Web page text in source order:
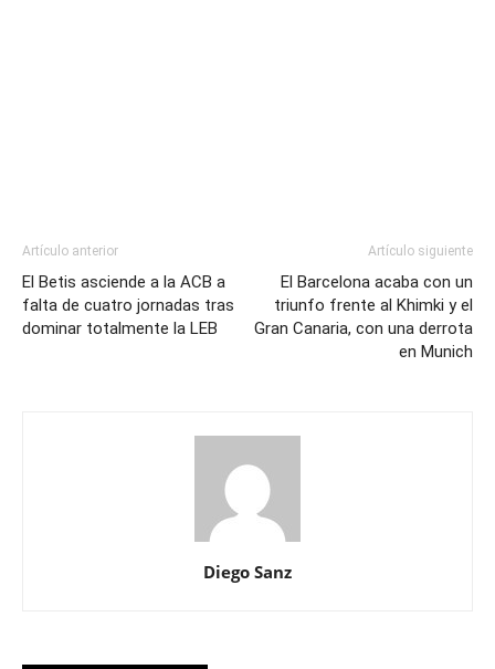
Artículo anterior
El Betis asciende a la ACB a
falta de cuatro jornadas tras
dominar totalmente la LEB
Artículo siguiente
El Barcelona acaba con un
triunfo frente al Khimki y el
Gran Canaria, con una derrota
en Munich
Diego Sanz